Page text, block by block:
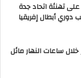
تهنئة اتحاد جدة
أبطال إفريقيا
ساعات النهار مائل